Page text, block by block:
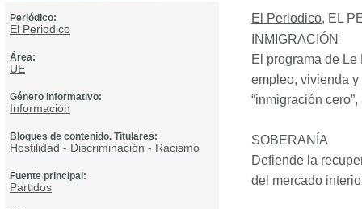
Periódico:
El Periodico
Área:
UE
Género informativo:
Información
Bloques de contenido. Titulares:
Hostilidad - Discriminación - Racismo
Fuente principal:
Partidos
El Periodico, EL
INMIGRACI ÓN
El programa de
empleo, vivienda
“inmigración
SOBERAN ÍA
Defiende la
del mercado